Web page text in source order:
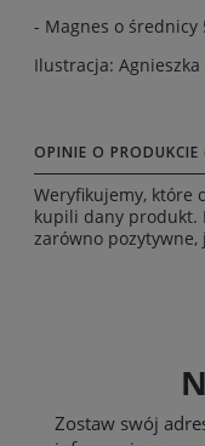
- Magnes o średnicy
Ilustracja:
OPINIE O PRODUKCIE
Weryfikujemy, które
kupili dany produkt.
zarówno
Zostaw swój